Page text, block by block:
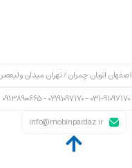
اصفهان اتوبان چمران / تهران میدان ولیعصر
031-91097170 - 02191097170 - 09138900665
info@mobinpardaz.ir